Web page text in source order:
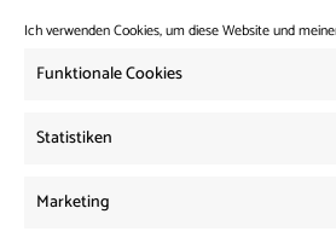
Ich verwenden Cookies, um diese Website und
Funktionale Cookies
Statistiken
Marketing
drangsaliert und das obwohl
man Platz hat.#moria #lipa
pic.twitter.com/QYwSeepZmf
Beitrags-
Navigation
Vorheriger
Dickes Brett #12: Frontex – mit Arne